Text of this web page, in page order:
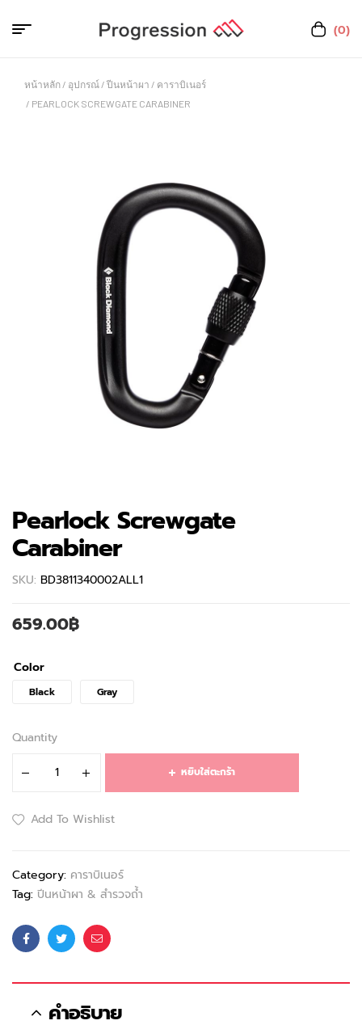
(0)
หน้าหลัก / อุปกรณ์ /ปีนหน้าผา / คาราบิเนอร์
/ PEARLOCK SCREWGATE CARABINER
Pearlock Screwgate
Carabiner
SKU: BD3811340002ALL1
659.00฿
Color
Black Gray
Quantity
หยิบใส่ตะกร้า
Add To Wishlist
Category: คาราบิเนอร์
Tag: ปีนหน้าผา & สำรวจถ้ำ
FacebookTwitterEmail
คำอธิบาย